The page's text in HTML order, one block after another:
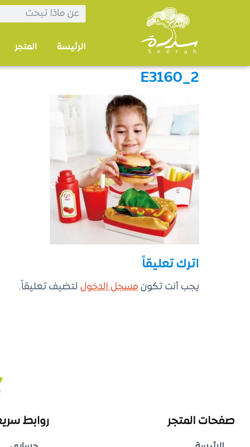
الرئيسة المتجر
E3160_2
اترك تعليقاً
يجب أنت تكون مسجل الدخول لتضيف تعليقاً.
صفحات المتجر روابط